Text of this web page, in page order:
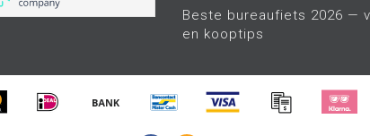
Beste bureaufiets 2026 —
en kooptips